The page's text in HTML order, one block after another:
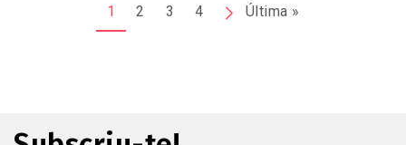
1 2 3 4
NextÚltima »